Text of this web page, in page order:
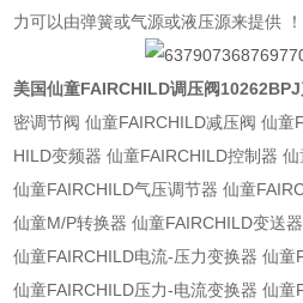
力可以由弹簧或气源或液压源来提供 ！
美国仙童FAIRCHILD调压阀
密调节阀 仙童FAIRCHILD减压阀 仙童
HILD变频器 仙童FAIRCHILD控制器
仙童FAIRCHILD气压调节器 仙童
仙童M/P转换器 仙童FAIRCHILD变送
仙童FAIRCHILD电流-压力变换器 仙童
仙童FAIRCHILD压力-电流变换器 仙